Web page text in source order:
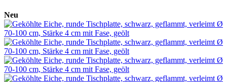
Neu